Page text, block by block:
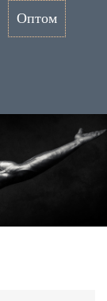
Оптом